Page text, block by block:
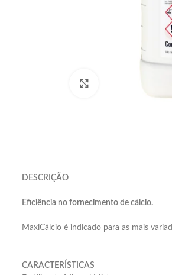
DESCRIÇÃO
Eficiência no fornecimento de cálcio.
MaxiCálcio é indicado para as mais
CARACTERÍSTICAS